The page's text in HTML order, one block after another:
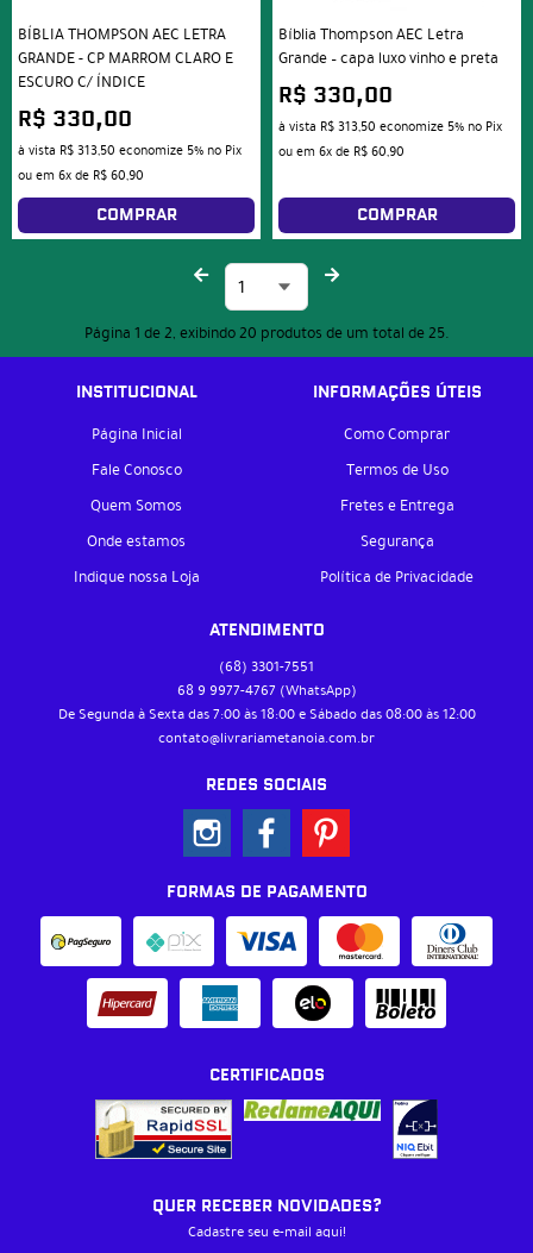
BÍBLIA THOMPSON AEC LETRA
GRANDE - CP MARROM CLARO E
ESCURO C/ ÍNDICE
R$ 330,00
à vista R$ 313,50 economize 5% no Pix
ou em 6xde R$ 60,90
COMPRAR
Bíblia Thompson AEC Letra
Grande – capa luxo vinho e preta
R$ 330,00
à vista R$ 313,50 economize 5% no Pix
ou em 6xde R$ 60,90
COMPRAR
Página 1 de 2, exibindo 20 produtos de um total de 25.
INSTITUCIONAL
Página Inicial
Fale Conosco
Quem Somos
Onde estamos
Indique nossa Loja
INFORMAÇÕES ÚTEIS
Como Comprar
Termos de Uso
Fretes e Entrega
Segurança
Política de Privacidade
ATENDIMENTO
(68) 3301-7551
68 9 9977-4767 (WhatsApp)
De Segunda à Sexta das 7:00 às 18:00 e Sábado das 08:00 às 12:00
contato@livrariametanoia.com.br
REDES SOCIAIS
FORMAS DE PAGAMENTO
CERTIFICADOS
QUER RECEBER NOVIDADES?
Cadastre seu e-mail aqui!